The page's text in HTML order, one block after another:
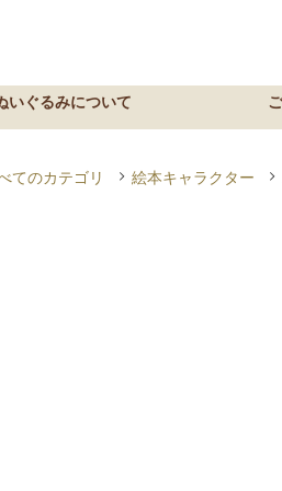
てのカテゴリ 絵本キャラクター